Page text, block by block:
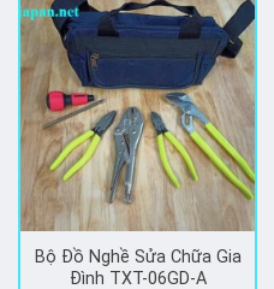
Bộ Đồ Nghề Sửa Chữa Gia
Đình TXT-06GD-A